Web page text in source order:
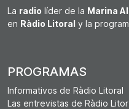
La radio líder de la Marina
en Ràdio Litoral y la
PROGRAMAS
Informativos de Ràdio Litoral
Las entrevistas de Ràdio